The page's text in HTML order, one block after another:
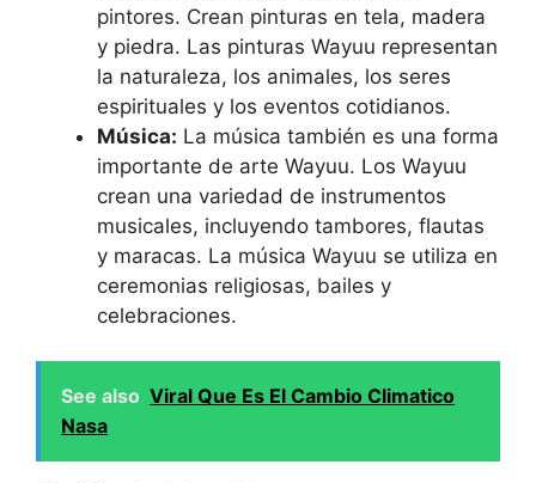
pintores. Crean pinturas en tela, madera
y piedra. Las pinturas Wayuu representan
la naturaleza, los animales, los seres
espirituales y los eventos cotidianos.
Música: La música también es una forma
importante de arte Wayuu. Los Wayuu
crean una variedad de instrumentos
musicales, incluyendo tambores, flautas
y maracas. La música Wayuu se utiliza en
ceremonias religiosas, bailes y
celebraciones.
See also Viral Que Es El Cambio Climatico
Nasa